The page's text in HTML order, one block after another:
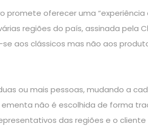
promete oferecer uma
regiões do país, assinada pela
aos clássicos mas não aos
ou mais pessoas, mudando a
ementa não é escolhida de forma
das regiões e o